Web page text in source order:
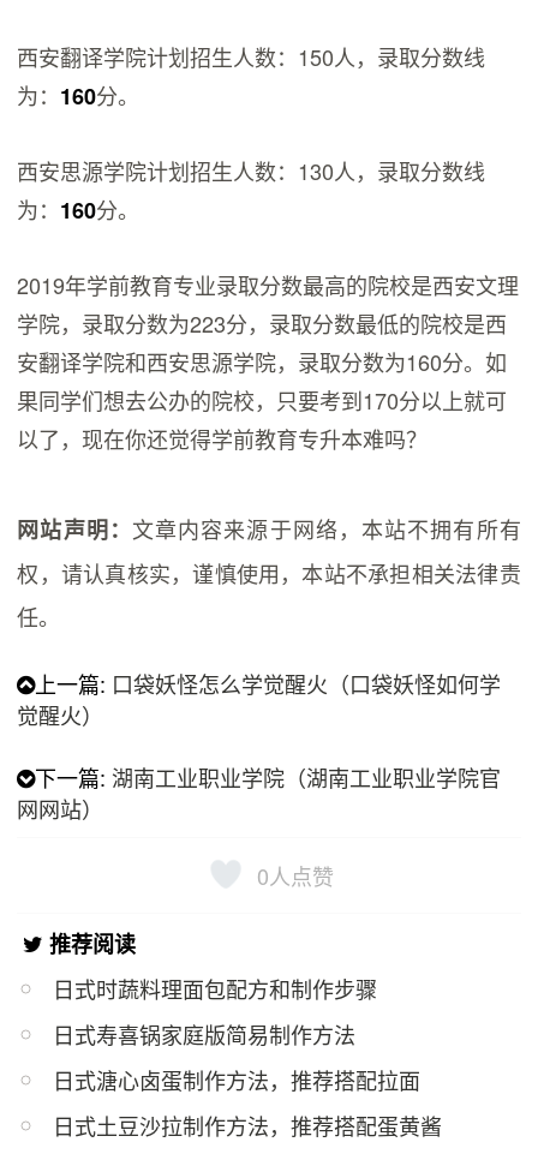
西安翻译学院计划招生人数：150人，录取分数线
为： 160分。
西安思源学院计划招生人数：130人，录取分数线
为： 160分。
2019年学前教育专业录取分数最高的院校是西安文理
学院，录取分数为223分，录取分数最低的院校是西
安翻译学院和西安思源学院，录取分数为160分。如
果同学们想去公办的院校，只要考到170分以上就可
以了，现在你还觉得学前教育专升本难吗？
网站声明： 文章内容来源于网络，本站不拥有所有
权，请认真核实，谨慎使用，本站不承担相关法律责
任。
上一篇: 口袋妖怪怎么学觉醒火（口袋妖怪如何学
觉醒火）
下一篇: 湖南工业职业学院（湖南工业职业学院官
网网站）
0人点赞
推荐阅读
日式时蔬料理面包配方和制作步骤
日式寿喜锅家庭版简易制作方法
日式溏心卤蛋制作方法，推荐搭配拉面
日式土豆沙拉制作方法，推荐搭配蛋黄酱